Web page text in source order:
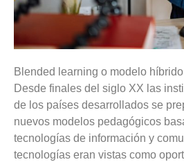
Blended learning o modelo híbrido
Desde finales del siglo XX las
de los países desarrollados se
nuevos modelos pedagógicos
tecnologías de información y
tecnologías eran vistas como